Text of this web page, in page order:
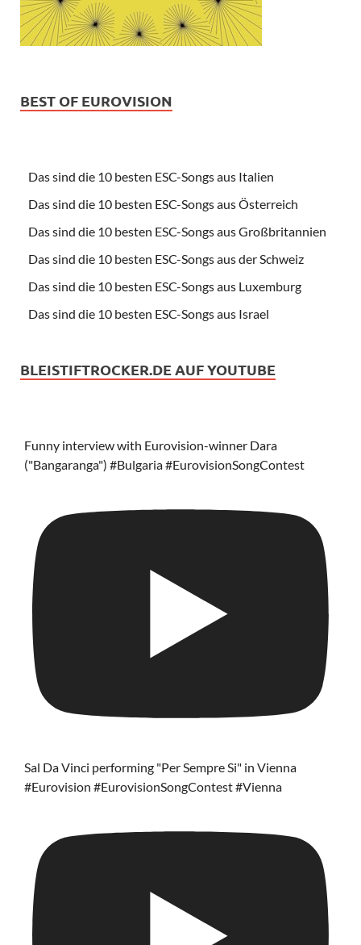
BEST OF EUROVISION
Das sind die 10 besten ESC-Songs aus Italien
Das sind die 10 besten ESC-Songs aus Österreich
Das sind die 10 besten ESC-Songs aus Großbritannien
Das sind die 10 besten ESC-Songs aus der Schweiz
Das sind die 10 besten ESC-Songs aus Luxemburg
Das sind die 10 besten ESC-Songs aus Israel
BLEISTIFTROCKER.DE AUF YOUTUBE
Funny interview with Eurovision-winner Dara
("Bangaranga") #Bulgaria #EurovisionSongContest
Sal Da Vinci performing "Per Sempre Si" in Vienna
#Eurovision #EurovisionSongContest #Vienna